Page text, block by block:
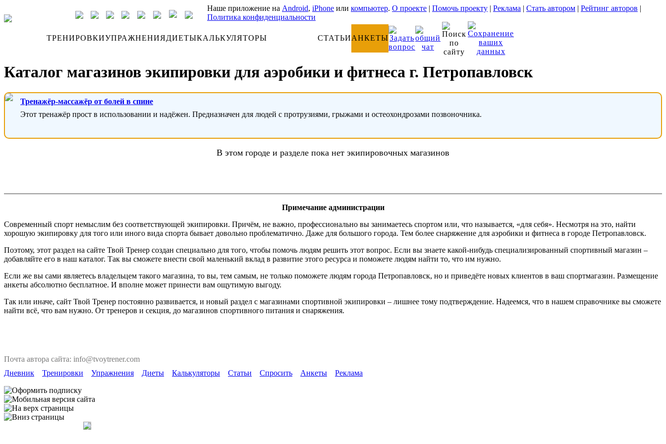
Наше приложение на Android, iPhone или компьютер. О проекте | Помочь проекту | Реклама | Стать автором | Рейтинг авторов |
Политика конфиденциальности
ТРЕНИРОВКИУПРАЖНЕНИЯДИЕТЫКАЛЬКУЛЯТОРЫ СТАТЬИАНКЕТЫ
Каталог магазинов экипировки для аэробики и фитнеса г. Петропавловск
Тренажёр-массажёр от болей в спине
Этот тренажёр прост в использовании и надёжен. Предназначен для людей с протрузиями, грыжами и остеохондрозами позвоночника.
В этом городе и разделе пока нет экипировочных магазинов
Примечание администрации
Современный спорт немыслим без соответствующей экипировки. Причём, не важно, профессионально вы занимаетесь спортом или, что называется, «для себя». Несмотря на это, найти
хорошую экипировку для того или иного вида спорта бывает довольно проблематично. Даже для большого города. Тем более снаряжение для аэробики и фитнеса в городе Петропавловск.
Поэтому, этот раздел на сайте Твой Тренер создан специально для того, чтобы помочь людям решить этот вопрос. Если вы знаете какой-нибудь специализированный спортивный магазин –
добавляйте его в наш каталог. Так вы сможете внести свой маленький вклад в развитие этого ресурса и поможете людям найти то, что им нужно.
Если же вы сами являетесь владельцем такого магазина, то вы, тем самым, не только поможете людям города Петропавловск, но и приведёте новых клиентов в ваш спортмагазин. Размещение
анкеты абсолютно бесплатное. И вполне может принести вам ощутимую выгоду.
Так или иначе, сайт Твой Тренер постоянно развивается, и новый раздел с магазинами спортивной экипировки – лишнее тому подтверждение. Надеемся, что в нашем справочнике вы сможете
найти всё, что вам нужно. От тренеров и секция, до магазинов спортивного питания и снаряжения.
Почта автора сайта: info@tvoytrener.com
Дневник
Тренировки Упражнения Диеты Калькуляторы Статьи Спросить Анкеты Реклама